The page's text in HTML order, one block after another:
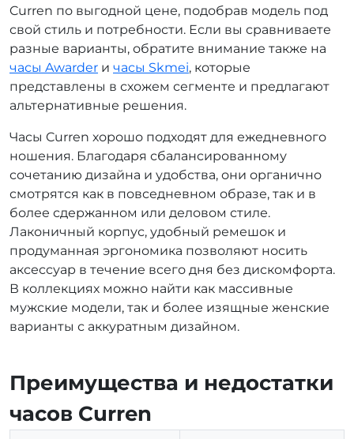
Curren по выгодной цене, подобрав модель под
свой стиль и потребности. Если вы сравниваете
разные варианты, обратите внимание также на
часы Awarder и часы Skmei, которые
представлены в схожем сегменте и предлагают
альтернативные решения.
Часы Curren хорошо подходят для ежедневного
ношения. Благодаря сбалансированному
сочетанию дизайна и удобства, они органично
смотрятся как в повседневном образе, так и в
более сдержанном или деловом стиле.
Лаконичный корпус, удобный ремешок и
продуманная эргономика позволяют носить
аксессуар в течение всего дня без дискомфорта.
В коллекциях можно найти как массивные
мужские модели, так и более изящные женские
варианты с аккуратным дизайном.
Преимущества и недостатки
часов Curren